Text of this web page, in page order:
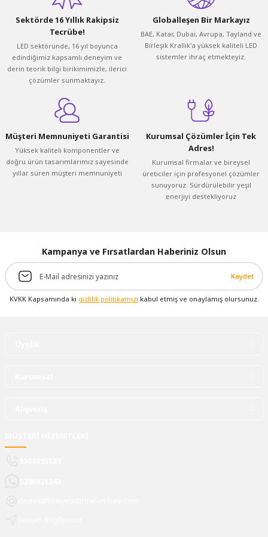
Sektörde 16 Yıllık Rakipsiz
Tecrübe!
LED sektöründe, 16 yıl boyunca
edindiğimiz kapsamlı deneyim ve
derin teorik bilgi birikimimizle, ilerici
çözümler sunmaktayız.
Globalleşen Bir Markayız
BAE, Katar, Dubai, Avrupa, Tayland ve
Birleşik Krallık'a yüksek kaliteli LED
sistemler ihraç etmekteyiz.
Müşteri Memnuniyeti Garantisi
Yüksek kaliteli komponentler ve
doğru ürün tasarımlarımız sayesinde
yıllar süren müşteri memnuniyeti
Kurumsal Çözümler İçin Tek
Adres!
Kurumsal firmalar ve bireysel
üreticiler için profesyonel çözümler
sunuyoruz. Sürdürülebilir yeşil
enerjiyi destekliyoruz
Kampanya ve Fırsatlardan Haberiniz Olsun
Kaydet
KVKK Kapsamında ki gizlilik politikamızı kabul etmiş ve onaylamış olursunuz.